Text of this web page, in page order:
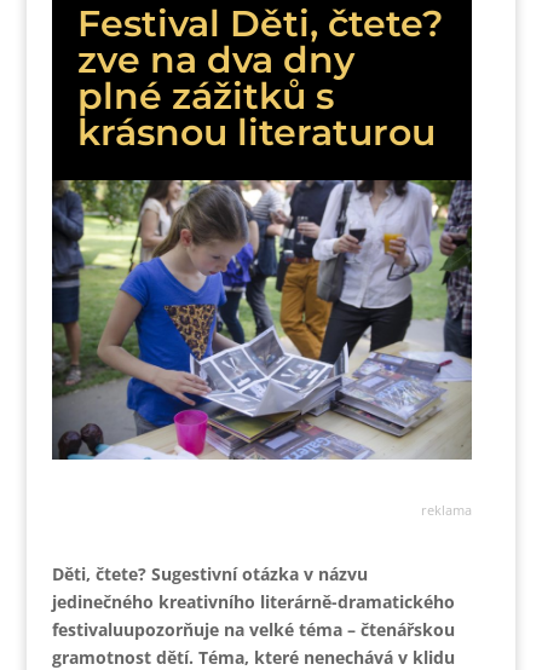
Festival Děti, čtete?
zve na dva dny
plné zážitků s
krásnou literaturou
reklama
Děti, čtete? Sugestivní otázka v názvu
jedinečného kreativního literárně-dramatického
festivaluupozorňuje na velké téma – čtenářskou
gramotnost dětí. Téma, které nenechává v klidu